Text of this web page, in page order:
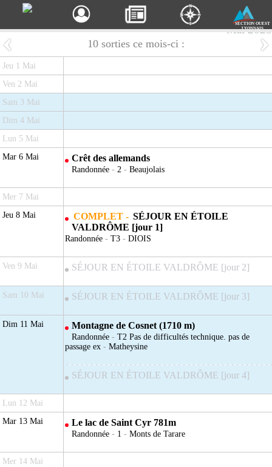
SECTION OUEST
LYONNAIS
Mai 2025
10 sorties ce mois-ci :
Jeu 1 Mai
Ven 2 Mai
Sam 3 Mai
Dim 4 Mai
Lun 5 Mai
Mar 6 Mai
Crêt des allemands
Randonnée - 2 - Beaujolais
Mer 7 Mai
Jeu 8 Mai
COMPLET - SÉJOUR EN ÉTOILE
VALDRÔME [jour 1]
Randonnée - T3 - DIOIS
Ven 9 Mai SÉJOUR EN ÉTOILE VALDRÔME [jour 2]
Sam 10 Mai SÉJOUR EN ÉTOILE VALDRÔME [jour 3]
Dim 11 Mai Montagne de Cosnet (1710 m)
Randonnée - T2 Pas de difficultés technique. pas de
passage ex - Matheysine
SÉJOUR EN ÉTOILE VALDRÔME [jour 4]
Lun 12 Mai
Mar 13 Mai
Le lac de Saint Cyr 781m
Randonnée - 1 - Monts de Tarare
Mer 14 Mai